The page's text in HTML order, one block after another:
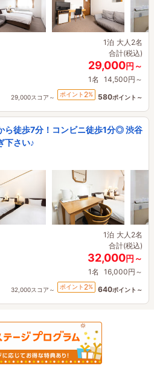
1泊 大人2名
合計(税込)
29,000円～
1名 14,500円～
29,000スコア～ ポイント 2% 580ポイント～
ら徒歩7分！コンビニ徒歩1分◎ 渋谷
下さい♪
1泊 大人2名
合計(税込)
32,000円～
1名 16,000円～
32,000スコア～ ポイント 2% 640ポイント～